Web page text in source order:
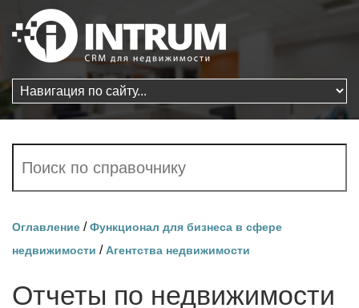
Оглавление /Функционал для бизнеса в сфере
недвижимости /Агентства недвижимости
Отчеты по недвижимости